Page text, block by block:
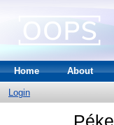
Home About
Login